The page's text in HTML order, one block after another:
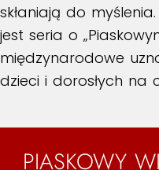
skłaniają do myślenia.
jest seria o
międzynarodowe
dzieci i dorosłych na
PIASKOWY